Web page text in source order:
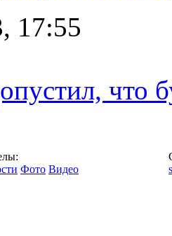
17:55
что
Фото Видео